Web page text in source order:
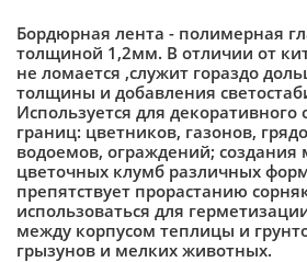
Бордюрная лента - полимерная
толщиной 1,2мм. В отличии от
не ломается ,служит гораздо
толщины и добавления
Используется для
границ: цветников, газонов,
водоемов, ограждений; создания
цветочных клумб различных
препятствует прорастанию
использоваться для
между корпусом теплицы и
грызунов и мелких животных.